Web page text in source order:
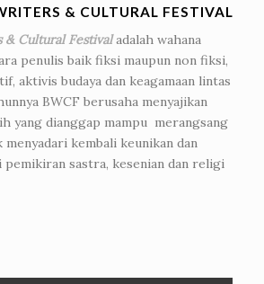
& CULTURAL FESTIVAL
& Cultural Festivaladalah wahana
penulis baik fiksi maupun non fiksi,
aktivis budaya dan keagamaan lintas
BWCF berusaha menyajikan
yang dianggap mampu merangsang
kembali keunikan dan
pemikiran sastra, kesenian dan religi